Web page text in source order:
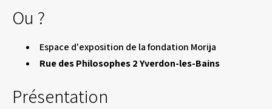
Ou ?
Espace d'exposition de la fondation Morija
Rue des Philosophes 2 Yverdon-les-Bains
Présentation